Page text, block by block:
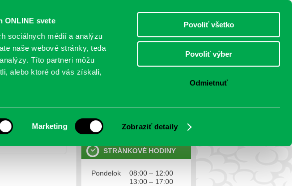
ONLINE svete
sociálnych médií a analýzu
naše webové stránky, teda
Títo partneri môžu
alebo ktoré od vás získali,
Marketing Zobraziť detaily
Povoliť všetko
Povoliť výber
Odmietnuť
PETRŽALSKÉ KONTO
TLAČIVÁ KONTAKTY
Ochrana osobných údajov
STRÁNKOVÉ HODINY
Pondelok
08:00 – 12:00
13:00 – 17:00